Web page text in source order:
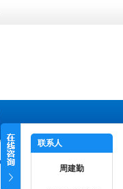
联系人
周建勤